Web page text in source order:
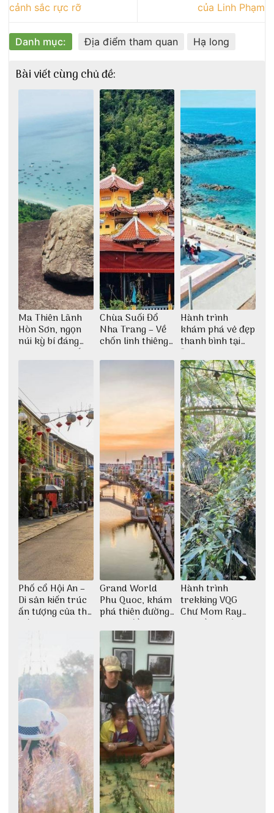
cảnh sắc rực rỡ của Linh Phạm
Danh mục: Địa điểm tham quan Hạ long
Bài viết cùng chủ đề:
Ma Thiên Lãnh
Hòn Sơn, ngọn
núi kỳ bí đáng
khám phá nhất
Chùa Suối Đổ
Nha Trang – Về
chốn linh thiêng
thiền định
Hành trình
khám phá vẻ đẹp
thanh bình tại
Đảo Phú Quý
Phố cổ Hội An –
Di sản kiến trúc
ấn tượng của thế
giới
Grand World
Phu Quoc, khám
phá thiên đường
giải trí đầy sôi
động
Hành trình
trekking VQG
Chư Mom Ray
tìm về núi rừng